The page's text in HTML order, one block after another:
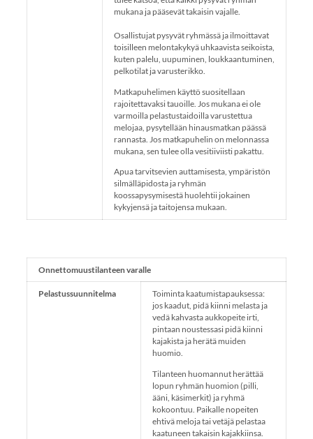
mukana ja pääsevät takaisin vajalle.
Osallistujat pysyvät ryhmässä ja ilmoittavat
toisilleen melontakykyä uhkaavista seikoista,
kuten palelu, uupuminen, loukkaantuminen,
pelkotilat ja varusterikko.
Matkapuhelimen käyttö suositellaan
rajoitettavaksi tauoille. Jos mukana ei ole
varmoilla pelastustaidoilla varustettua
melojaa, pysytellään hinausmatkan päässä
rannasta. Jos matkapuhelin on melonnassa
mukana, sen tulee olla vesitiiviisti pakattu.
Apua tarvitsevien auttamisesta, ympäristön
silmälläpidosta ja ryhmän
koossapysymisestä huolehtii jokainen
kykyjensä ja taitojensa mukaan.
Onnettomuustilanteen varalle
Pelastussuunnitelma
Toiminta kaatumistapauksessa:
jos kaadut, pidä kiinni melasta ja
vedä kahvasta aukkopeite irti,
pintaan noustessasi pidä kiinni
kajakista ja herätä muiden
huomio.
Tilanteen huomannut herättää
lopun ryhmän huomion (pilli,
ääni, käsimerkit) ja ryhmä
kokoontuu. Paikalle nopeiten
ehtivä meloja tai vetäjä pelastaa
kaatuneen takaisin kajakkiinsa.